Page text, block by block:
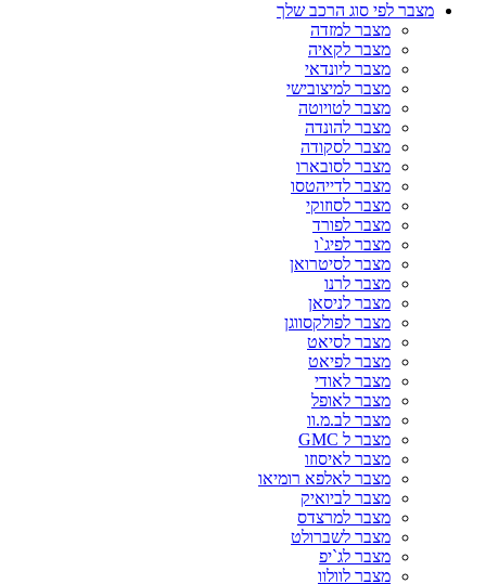
מצבר לפי סוג הרכב שלך
מצבר למזדה
מצבר לקאיה
מצבר ליונדאי
מצבר למיצובישי
מצבר לטויוטה
מצבר להונדה
מצבר לסקודה
מצבר לסובארו
מצבר לדייהטסו
מצבר לסוזוקי
מצבר לפורד
מצבר לפיג`ו
מצבר לסיטרואן
מצבר לרנו
מצבר לניסאן
מצבר לפולקסווגן
מצבר לסיאט
מצבר לפיאט
מצבר לאודי
מצבר לאופל
מצבר לב.מ.וו
מצבר ל GMC
מצבר לאיסוזו
מצבר לאלפא רומיאו
מצבר לביואיק
מצבר למרצדס
מצבר לשברולט
מצבר לג`יפ
מצבר לוולוו